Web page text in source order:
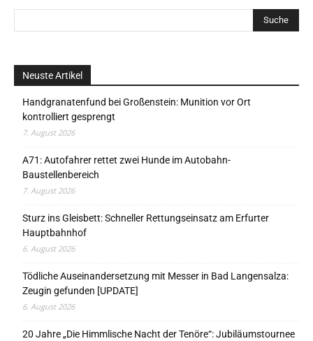
Neuste Artikel
Handgranatenfund bei Großenstein: Munition vor Ort
kontrolliert gesprengt
7. August 2026
A71: Autofahrer rettet zwei Hunde im Autobahn-
Baustellenbereich
7. August 2026
Sturz ins Gleisbett: Schneller Rettungseinsatz am Erfurter
Hauptbahnhof
6. August 2026
Tödliche Auseinandersetzung mit Messer in Bad Langensalza:
Zeugin gefunden [UPDATE]
6. August 2026
20 Jahre „Die Himmlische Nacht der Tenöre“: Jubiläumstournee